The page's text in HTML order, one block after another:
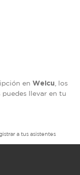
en Welcu , los
llevar en tu
a tus asistentes